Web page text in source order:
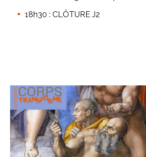
18h30 : CLÔTURE J2